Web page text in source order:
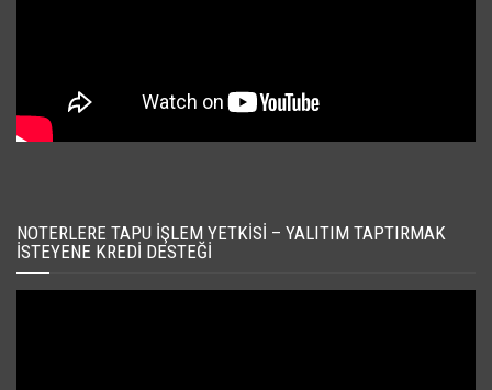
NOTERLERE TAPU İŞLEM YETKISI – YALITIM TAPTIRMAK
İSTEYENE KREDI DESTEĞI